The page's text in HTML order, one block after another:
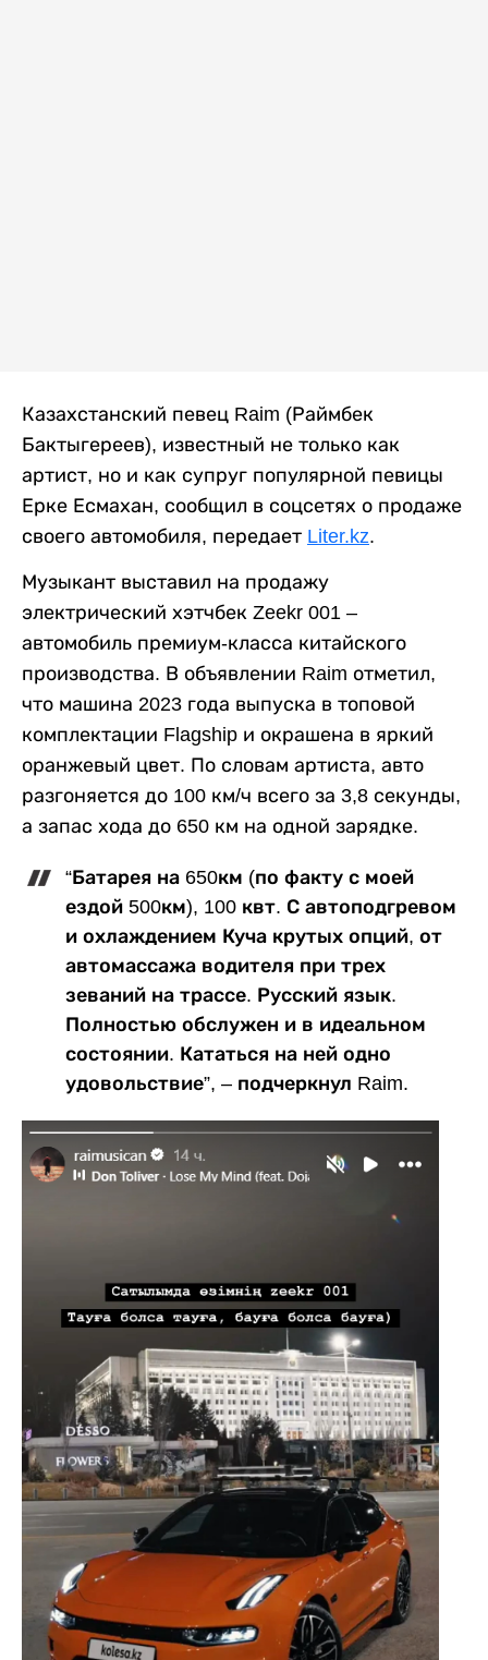
Казахстанский певец Raim (Раймбек
Бактыгереев), известный не только как
артист, но и как супруг популярной певицы
Ерке Есмахан, сообщил в соцсетях о продаже
своего автомобиля, передает Liter.kz.
Музыкант выставил на продажу
электрический хэтчбек Zeekr 001 –
автомобиль премиум-класса китайского
производства. В объявлении Raim отметил,
что машина 2023 года выпуска в топовой
комплектации Flagship и окрашена в яркий
оранжевый цвет. По словам артиста, авто
разгоняется до 100 км/ч всего за 3,8 секунды,
а запас хода до 650 км на одной зарядке.
“Батарея на 650км (по факту с моей
ездой 500км), 100 квт. С автоподгревом
и охлаждением Куча крутых опций, от
автомассажа водителя при трех
зеваний на трассе. Русский язык.
Полностью обслужен и в идеальном
состоянии. Кататься на ней одно
удовольствие”, – подчеркнул Raim.